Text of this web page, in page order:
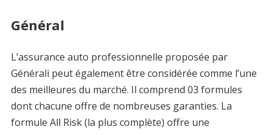
Général
L’assurance auto professionnelle proposée par
Générali peut également être considérée comme l’une
des meilleures du marché. Il comprend 03 formules
dont chacune offre de nombreuses garanties. La
formule All Risk (la plus complète) offre une